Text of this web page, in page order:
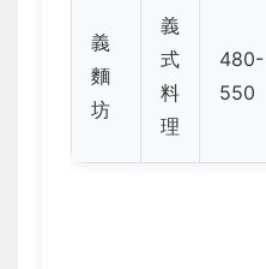
義
麵
坊
義
式
料
理
480-
550